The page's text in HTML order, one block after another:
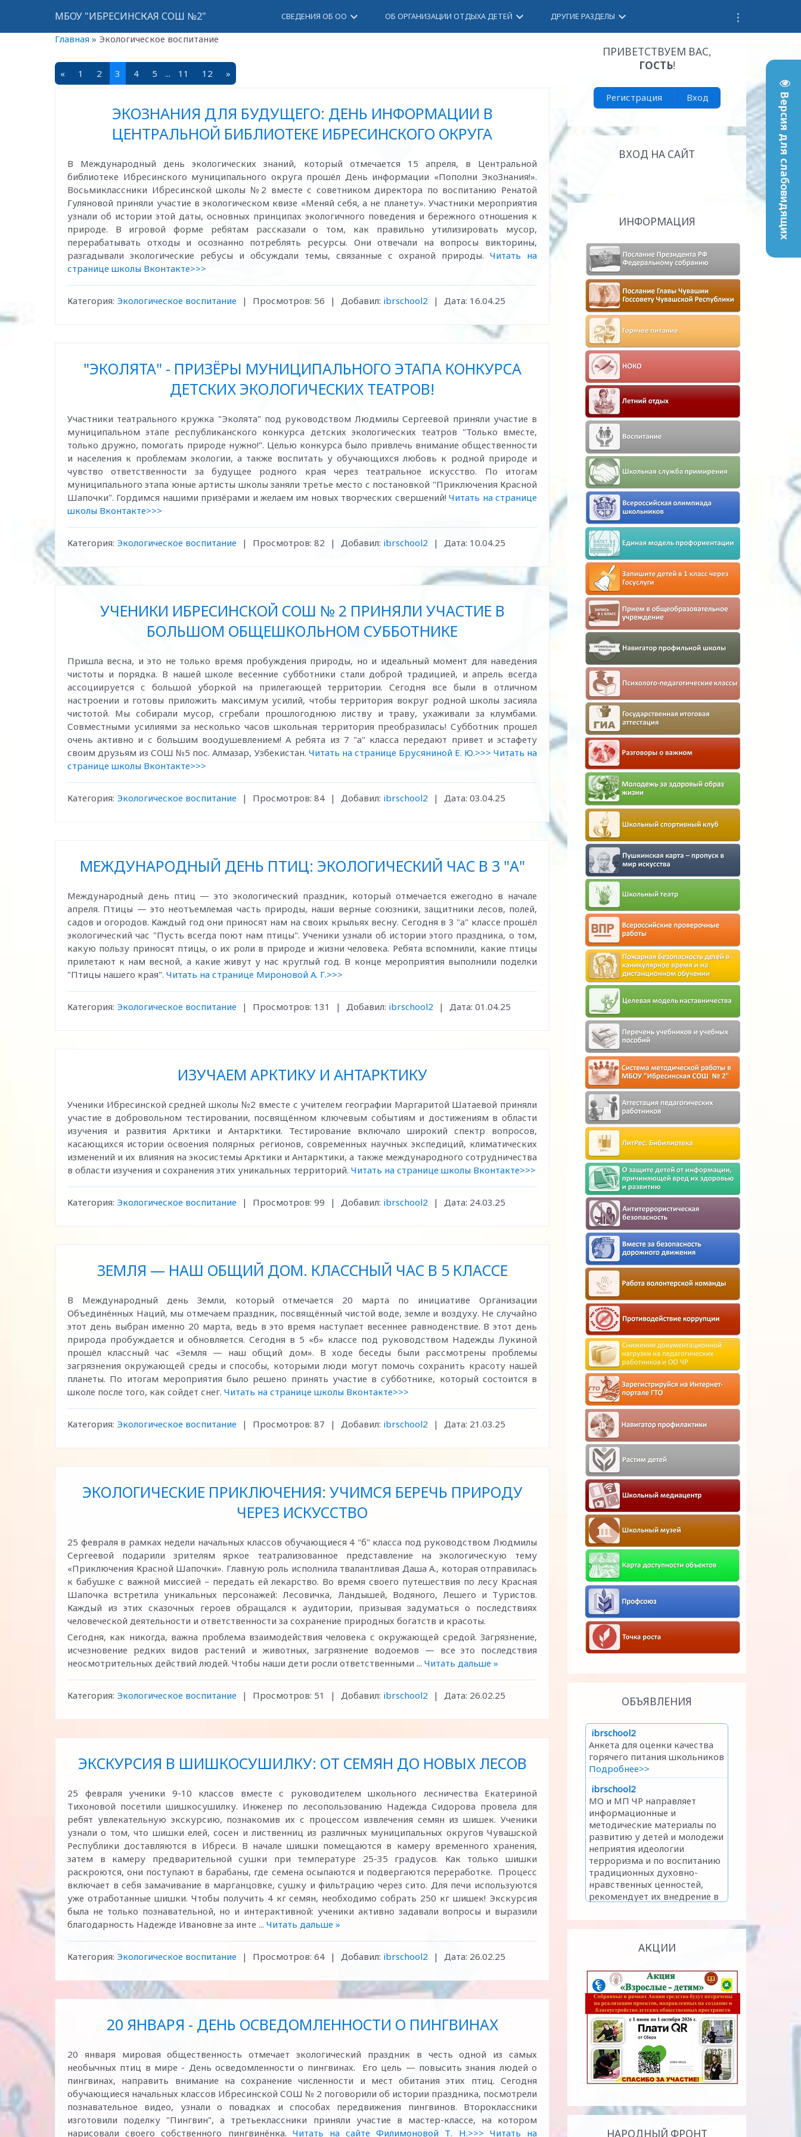
Версия для слабовидящих
МБОУ "ИБРЕСИНСКАЯ СОШ №2" СВЕДЕНИЯ ОБ ОО keyboard_arrow_down ОБ ОРГАНИЗАЦИИ ОТДЫХА ДЕТЕЙ keyboard_arrow_down ДРУГИЕ РАЗДЕЛЫ keyboard_arrow_down
Главная » Экологическое воспитание
« 1 2 3 4 5 ... 11 12 »
ЭКОЗНАНИЯ ДЛЯ БУДУЩЕГО: ДЕНЬ ИНФОРМАЦИИ В
ЦЕНТРАЛЬНОЙ БИБЛИОТЕКЕ ИБРЕСИНСКОГО ОКРУГА
В Международный день экологических знаний, который отмечается 15 апреля, в Центральной
библиотеке Ибресинского муниципального округа прошёл День информации «Пополни ЭкоЗнания!».
Восьмиклассники Ибресинской школы №2 вместе с советником директора по воспитанию Ренатой
Гуляновой приняли участие в экологическом квизе «Меняй себя, а не планету». Участники мероприятия
узнали об истории этой даты, основных принципах экологичного поведения и бережного отношения к
природе. В игровой форме ребятам рассказали о том, как правильно утилизировать мусор,
перерабатывать отходы и осознанно потреблять ресурсы. Они отвечали на вопросы викторины,
разгадывали экологические ребусы и обсуждали темы, связанные с охраной природы. Читать на
странице школы Вконтакте>>>
Категория: Экологическое воспитание | Просмотров: 56 | Добавил: ibrschool2 | Дата: 16.04.25
"ЭКОЛЯТА" - ПРИЗЁРЫ МУНИЦИПАЛЬНОГО ЭТАПА КОНКУРСА
ДЕТСКИХ ЭКОЛОГИЧЕСКИХ ТЕАТРОВ!
Участники театрального кружка "Эколята" под руководством Людмилы Сергеевой приняли участие в
муниципальном этапе республиканского конкурса детских экологических театров "Только вместе,
только дружно, помогать природе нужно!". Целью конкурса было привлечь внимание общественности
и населения к проблемам экологии, а также воспитать у обучающихся любовь к родной природе и
чувство ответственности за будущее родного края через театральное искусство. По итогам
муниципального этапа юные артисты школы заняли третье место с постановкой "Приключения Красной
Шапочки". Гордимся нашими призёрами и желаем им новых творческих свершений!Читать на странице
школы Вконтакте>>>
Категория: Экологическое воспитание | Просмотров: 82 | Добавил: ibrschool2 | Дата: 10.04.25
УЧЕНИКИ ИБРЕСИНСКОЙ СОШ № 2 ПРИНЯЛИ УЧАСТИЕ В
БОЛЬШОМ ОБЩЕШКОЛЬНОМ СУББОТНИКЕ
Пришла весна, и это не только время пробуждения природы, но и идеальный момент для наведения
чистоты и порядка. В нашей школе весенние субботники стали доброй традицией, и апрель всегда
ассоциируется с большой уборкой на прилегающей территории. Сегодня все были в отличном
настроении и готовы приложить максимум усилий, чтобы территория вокруг родной школы засияла
чистотой. Мы собирали мусор, сгребали прошлогоднюю листву и траву, ухаживали за клумбами.
Совместными усилиями за несколько часов школьная территория преобразилась! Субботник прошел
очень активно и с большим воодушевлением! А ребята из 7 "а" класса передают привет и эстафету
своим друзьям из СОШ №5 пос. Алмазар, Узбекистан. Читать на странице Брусяниной Е. Ю.>>> Читать на
странице школы Вконтакте>>>
Категория: Экологическое воспитание | Просмотров: 84 | Добавил: ibrschool2 | Дата: 03.04.25
МЕЖДУНАРОДНЫЙ ДЕНЬ ПТИЦ: ЭКОЛОГИЧЕСКИЙ ЧАС В 3 "А"
Международный день птиц — это экологический праздник, который отмечается ежегодно в начале
апреля. Птицы — это неотъемлемая часть природы, наши верные союзники, защитники лесов, полей,
садов и огородов. Каждый год они приносят нам на своих крыльях весну. Сегодня в 3 "а" классе прошёл
экологический час "Пусть всегда поют нам птицы". Ученики узнали об истории этого праздника, о том,
какую пользу приносят птицы, о их роли в природе и жизни человека. Ребята вспомнили, какие птицы
прилетают к нам весной, а какие живут у нас круглый год. В конце мероприятия выполнили поделки
"Птицы нашего края". Читать на странице Мироновой А. Г.>>>
Категория: Экологическое воспитание | Просмотров: 131 | Добавил: ibrschool2 | Дата: 01.04.25
ИЗУЧАЕМ АРКТИКУ И АНТАРКТИКУ
Ученики Ибресинской средней школы №2 вместе с учителем географии Маргаритой Шатаевой приняли
участие в добровольном тестировании, посвящённом ключевым событиям и достижениям в области
изучения и развития Арктики и Антарктики. Тестирование включало широкий спектр вопросов,
касающихся истории освоения полярных регионов, современных научных экспедиций, климатических
изменений и их влияния на экосистемы Арктики и Антарктики, а также международного сотрудничества
в области изучения и сохранения этих уникальных территорий. Читать на странице школы Вконтакте>>>
Категория: Экологическое воспитание | Просмотров: 99 | Добавил: ibrschool2 | Дата: 24.03.25
ЗЕМЛЯ — НАШ ОБЩИЙ ДОМ. КЛАССНЫЙ ЧАС В 5 КЛАССЕ
В Международный день Земли, который отмечается 20 марта по инициативе Организации
Объединённых Наций, мы отмечаем праздник, посвящённый чистой воде, земле и воздуху. Не случайно
этот день выбран именно 20 марта, ведь в это время наступает весеннее равноденствие. В этот день
природа пробуждается и обновляется. Сегодня в 5 «б» классе под руководством Надежды Лукиной
прошёл классный час «Земля — наш общий дом». В ходе беседы были рассмотрены проблемы
загрязнения окружающей среды и способы, которыми люди могут помочь сохранить красоту нашей
планеты. По итогам мероприятия было решено принять участие в субботнике, который состоится в
школе после того, как сойдет снег. Читать на странице школы Вконтакте>>>
Категория: Экологическое воспитание | Просмотров: 87 | Добавил: ibrschool2 | Дата: 21.03.25
ЭКОЛОГИЧЕСКИЕ ПРИКЛЮЧЕНИЯ: УЧИМСЯ БЕРЕЧЬ ПРИРОДУ
ЧЕРЕЗ ИСКУССТВО
25 февраля в рамках недели начальных классов обучающиеся 4 "б" класса под руководством Людмилы
Сергеевой подарили зрителям яркое театрализованное представление на экологическую тему
«Приключения Красной Шапочки». Главную роль исполнила твалантливая Даша А., которая отправилась
к бабушке с важной миссией – передать ей лекарство. Во время своего путешествия по лесу Красная
Шапочка встретила уникальных персонажей: Лесовичка, Ландышей, Водяного, Лешего и Туристов.
Каждый из этих сказочных героев обращался к аудитории, призывая задуматься о последствиях
человеческой деятельности и ответственности за сохранение природных богатств и красоты.
Сегодня, как никогда, важна проблема взаимодействия человека с окружающей средой. Загрязнение,
исчезновение редких видов растений и животных, загрязнение водоемов — все это последствия
неосмотрительных действий людей. Чтобы наши дети росли ответственными ... Читать дальше »
Категория: Экологическое воспитание | Просмотров: 51 | Добавил: ibrschool2 | Дата: 26.02.25
ЭКСКУРСИЯ В ШИШКОСУШИЛКУ: ОТ СЕМЯН ДО НОВЫХ ЛЕСОВ
25 февраля ученики 9-10 классов вместе с руководителем школьного лесничества Екатериной
Тихоновой посетили шишкосушилку. Инженер по лесопользованию Надежда Сидорова провела для
ребят увлекательную экскурсию, познакомив их с процессом извлечения семян из шишек. Ученики
узнали о том, что шишки елей, сосен и лиственниц из различных муниципальных округов Чувашской
Республики доставляются в Ибреси. В начале шишки помещаются в камеру временного хранения,
затем в камеру предварительной сушки при температуре 25-35 градусов. Как только шишки
раскроются, они поступают в барабаны, где семена осыпаются и подвергаются переработке. Процесс
включает в себя замачивание в марганцовке, сушку и фильтрацию через сито. Для печи используются
уже отработанные шишки. Чтобы получить 4 кг семян, необходимо собрать 250 кг шишек! Экскурсия
была не только познавательной, но и интерактивной: ученики активно задавали вопросы и выразили
благодарность Надежде Ивановне за инте ... Читать дальше »
Категория: Экологическое воспитание | Просмотров: 64 | Добавил: ibrschool2 | Дата: 26.02.25
20 ЯНВАРЯ - ДЕНЬ ОСВЕДОМЛЕННОСТИ О ПИНГВИНАХ
20 января мировая общественность отмечает экологический праздник в честь одной из самых
необычных птиц в мире - День осведомленности о пингвинах. Его цель — повысить знания людей о
пингвинах, направить внимание на сохранение численности и мест обитания этих птиц. Сегодня
обучающиеся начальных классов Ибресинской СОШ № 2 поговорили об истории праздника, посмотрели
познавательное видео, узнали о повадках и способах передвижения пингвинов. Второклассники
изготовили поделку "Пингвин", а третьеклассники приняли участие в мастер-классе, на котором
нарисовали своего собственного пингвинёнка. Читать на сайте Филимоновой Т. Н.>>> Читать на
ПРИВЕТСТВУЕМ ВАС,
ГОСТЬ!
Регистрация Вход
ВХОД НА САЙТ
ИНФОРМАЦИЯ
ОБЪЯВЛЕНИЯ
АКЦИИ
НАРОДНЫЙ ФРОНТ